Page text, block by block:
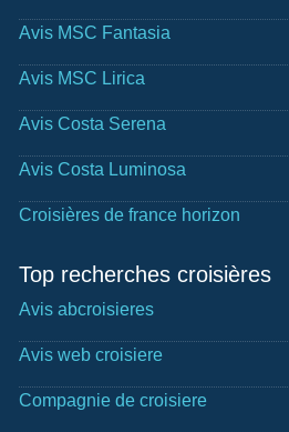
Avis MSC Fantasia
Avis MSC Lirica
Avis Costa Serena
Avis Costa Luminosa
Croisières de france horizon
Top recherches croisières
Avis abcroisieres
Avis web croisiere
Compagnie de croisiere